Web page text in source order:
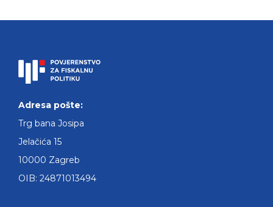
Adresa pošte:
Trg bana Josipa
Jelačića 15
10000 Zagreb
OIB: 24871013494